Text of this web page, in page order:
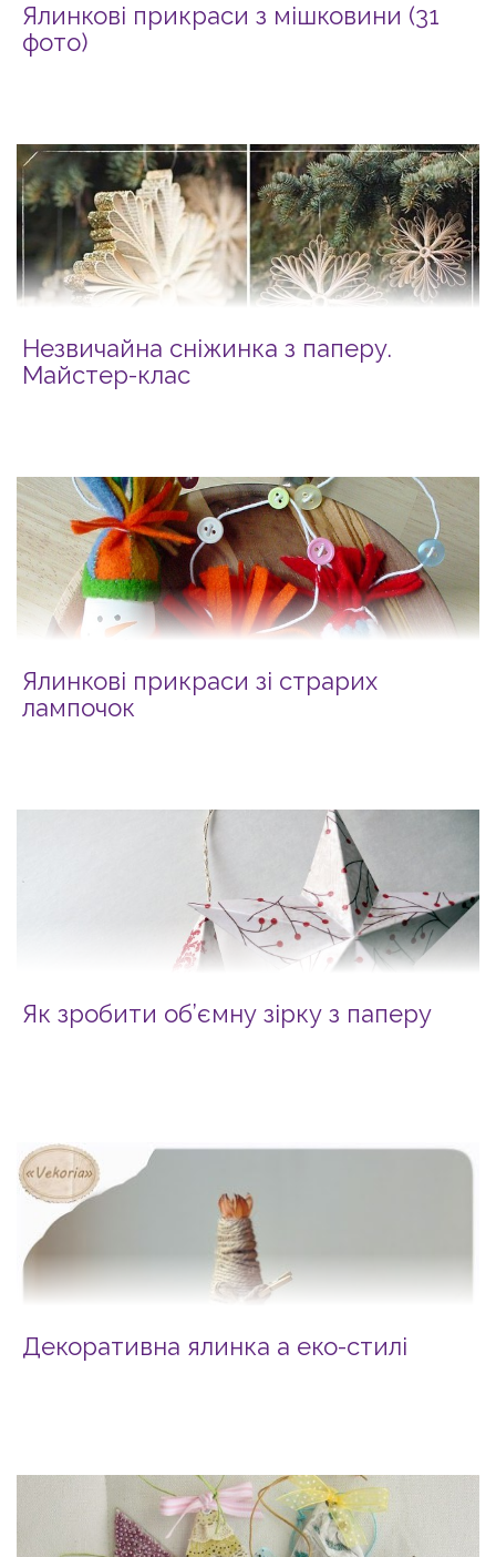
Ялинкові прикраси з мішковини (31
фото)
Незвичайна сніжинка з паперу.
Майстер-клас
Ялинкові прикраси зі страрих
лампочок
Як зробити об’ємну зірку з паперу
Декоративна ялинка а еко-стилі